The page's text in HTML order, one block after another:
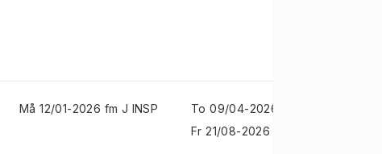
Må 12/01-2026 fm J INSP
To 09/04-2026 fm J INSP
Fr 21/08-2026 fm J INSP